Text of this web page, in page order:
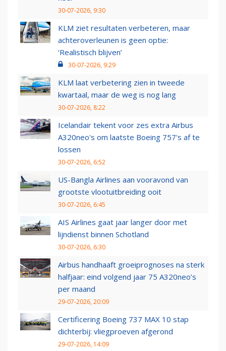
30-07-2026, 9:30
KLM ziet resultaten verbeteren, maar
achteroverleunen is geen optie:
‘Realistisch blijven’
30-07-2026, 9:29
KLM laat verbetering zien in tweede
kwartaal, maar de weg is nog lang
30-07-2026, 8:22
Icelandair tekent voor zes extra Airbus
A320neo's om laatste Boeing 757's af te
lossen
30-07-2026, 6:52
US-Bangla Airlines aan vooravond van
grootste vlootuitbreiding ooit
30-07-2026, 6:45
AIS Airlines gaat jaar langer door met
lijndienst binnen Schotland
30-07-2026, 6:30
Airbus handhaaft groeiprognoses na sterk
halfjaar: eind volgend jaar 75 A320neo’s
per maand
29-07-2026, 20:09
Certificering Boeing 737 MAX 10 stap
dichterbij: vliegproeven afgerond
29-07-2026, 14:09